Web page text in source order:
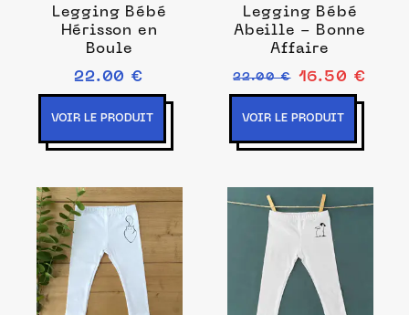
Legging Bébé
Hérisson en
Boule
22.00 €
VOIR LE PRODUIT
Legging Bébé
Abeille - Bonne
Affaire
22.00 € 16.50 €
VOIR LE PRODUIT